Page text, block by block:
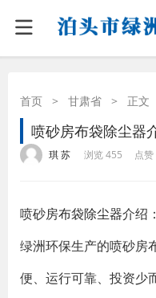
首页 > 甘肃省 > 正文
喷砂房布袋除尘器
琪 苏 浏览 455 点赞
喷砂房布袋除尘器介绍：
绿洲环保生产的喷砂房
便、运行可靠、投资少